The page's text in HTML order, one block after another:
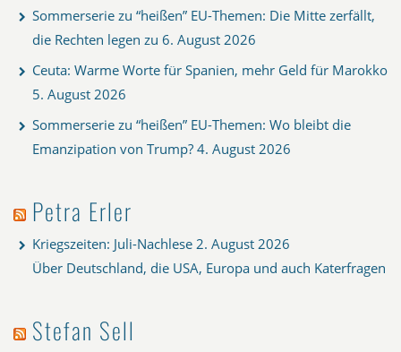
Sommerserie zu “heißen” EU-Themen: Die Mitte zerfällt,
die Rechten legen zu 6. August 2026
Ceuta: Warme Worte für Spanien, mehr Geld für Marokko
5. August 2026
Sommerserie zu “heißen” EU-Themen: Wo bleibt die
Emanzipation von Trump? 4. August 2026
Petra Erler
Kriegszeiten: Juli-Nachlese 2. August 2026
Über Deutschland, die USA, Europa und auch Katerfragen
Stefan Sell